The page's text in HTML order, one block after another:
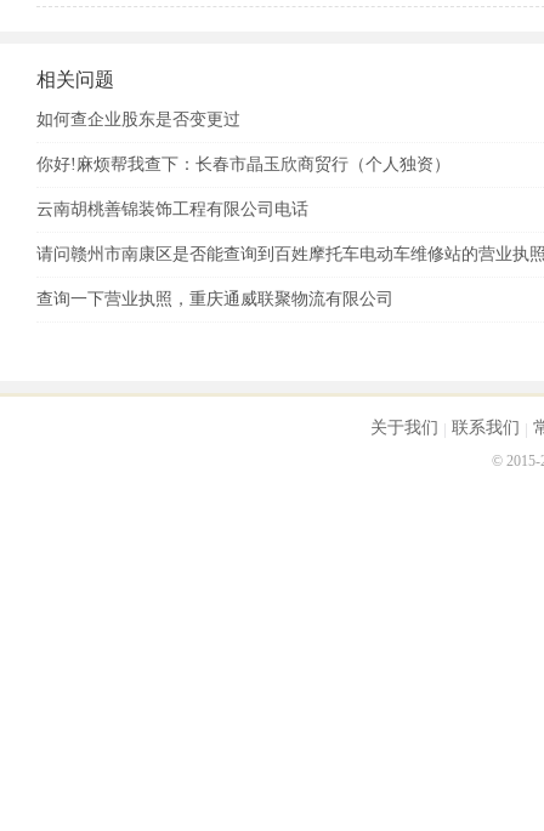
相关问题
如何查企业股东是否变更过
你好!麻烦帮我查下：长春市晶玉欣商贸行（个人独资）
云南胡桃善锦装饰工程有限公司电话
请问赣州市南康区是否能查询到百姓摩托车电动车维修站的营业执
查询一下营业执照，重庆通威联聚物流有限公司
关于我们 联系我们
© 2015-